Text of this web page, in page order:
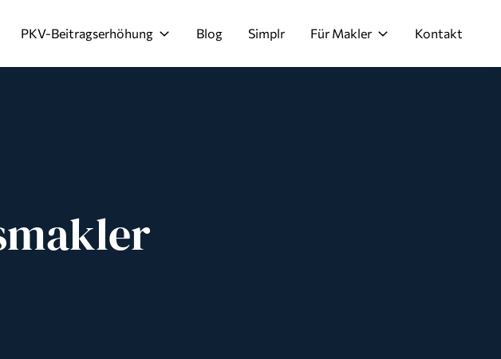
PKV-Beitragserhöhung Blog Simplr Für Makler Kontakt